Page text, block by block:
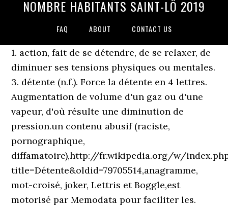
NOMBRE HABITANTS SAINT-LÔ 2019
FAQ ABOUT CONTACT US
1. action, fait de se détendre, de se relaxer, de
diminuer ses tensions physiques ou mentales.
3. détente (n.f.). Force la détente en 4 lettres.
Augmentation de volume d'un gaz ou d'une
vapeur, d'où résulte une diminution de
pression.un contenu abusif (raciste,
pornographique,
diffamatoire),http://fr.wikipedia.org/w/
title=Détente&oldid=79705514,anagramme,
mot-croisé, joker, Lettris et Boggle,est
motorisé par Memodata pour faciliter les.